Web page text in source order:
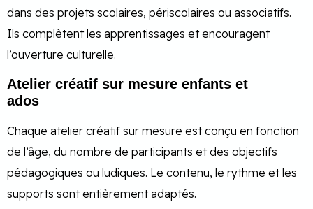
dans des projets scolaires, périscolaires ou associatifs.
Ils complètent les apprentissages et encouragent
l’ouverture culturelle.
Atelier créatif sur mesure enfants et
ados
Chaque atelier créatif sur mesure est conçu en fonction
de l’âge, du nombre de participants et des objectifs
pédagogiques ou ludiques. Le contenu, le rythme et les
supports sont entièrement adaptés.